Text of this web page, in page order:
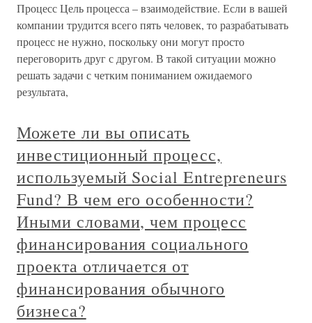
Процесс Цель процесса – взаимодействие. Если в вашей
компании трудится всего пять человек, то разрабатывать
процесс не нужно, поскольку они могут просто
переговорить друг с другом. В такой ситуации можно
решать задачи с четким пониманием ожидаемого
результата,
Можете ли вы описать
инвестиционный процесс,
используемый Social Entrepreneurs
Fund? В чем его особенности?
Иными словами, чем процесс
финансирования социального
проекта отличается от
финансирования обычного
бизнеса?